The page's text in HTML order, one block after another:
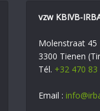
vzw KBIVB-
Molenstraat 45
3300 Tienen
Tél. +32 470 83
Email :